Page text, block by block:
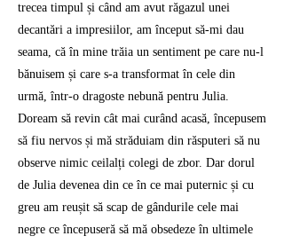
trecea timpul și când am avut răgazul unei
decantări a impresiilor, am început să-mi dau
seama, că în mine trăia un sentiment pe care nu-l
bănuisem și care s-a transformat în cele din
urmă, într-o dragoste nebună pentru Julia.
Doream să revin cât mai curând acasă, începusem
să fiu nervos și mă străduiam din răsputeri să nu
observe nimic ceilalți colegi de zbor. Dar dorul
de Julia devenea din ce în ce mai puternic și cu
greu am reușit să scap de gândurile cele mai
negre ce începuseră să mă obsedeze în ultimele